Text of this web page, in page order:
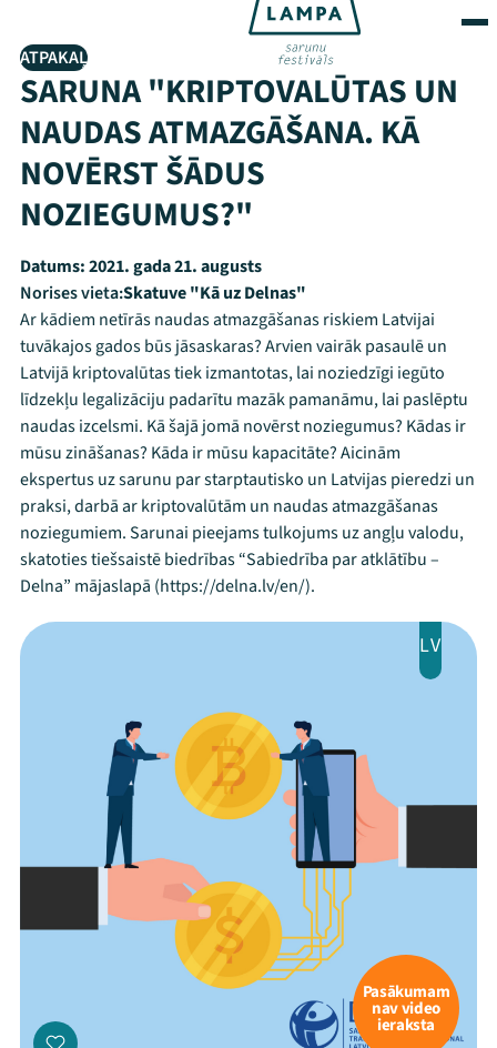
ATPAKAĻ
SARUNA "KRIPTOVALŪTAS UN
NAUDAS ATMAZGĀŠANA. KĀ
NOVĒRST ŠĀDUS
NOZIEGUMUS?"
Datums:2021. gada 21. augusts
Norises vieta:Skatuve "Kā uz Delnas"
Ar kādiem netīrās naudas atmazgāšanas riskiem Latvijai
tuvākajos gados būs jāsaskaras? Arvien vairāk pasaulē un
Latvijā kriptovalūtas tiek izmantotas, lai noziedzīgi iegūto
līdzekļu legalizāciju padarītu mazāk pamanāmu, lai paslēptu
naudas izcelsmi. Kā šajā jomā novērst noziegumus? Kādas ir
mūsu zināšanas? Kāda ir mūsu kapacitāte? Aicinām
ekspertus uz sarunu par starptautisko un Latvijas pieredzi un
praksi, darbā ar kriptovalūtām un naudas atmazgāšanas
noziegumiem. Sarunai pieejams tulkojums uz angļu valodu,
skatoties tiešsaistē biedrības “Sabiedrība par atklātību –
Delna” mājaslapā (https://delna.lv/en/).
LV
Pasākumam
nav video
ieraksta